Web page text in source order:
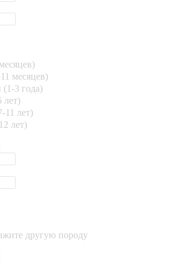
месяцев)
3 года)
лет)
11 лет)
лет)
другую породу